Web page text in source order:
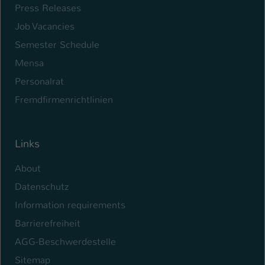
Press Releases
Job Vacancies
Semester Schedule
Mensa
Personalrat
Fremdfirmenrichtlinien
Links
About
Datenschutz
Information requirements
Barrierefreiheit
AGG-Beschwerdestelle
Sitemap
Anbieter TYPO3
Dieser Cookie teilt der Webseite mit, ob